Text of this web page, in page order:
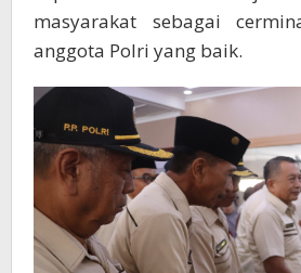
masyarakat sebagai
anggota Polri yang baik.